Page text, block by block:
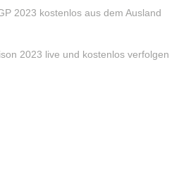
2023 kostenlos aus dem Ausland
2023 live und kostenlos verfolgen